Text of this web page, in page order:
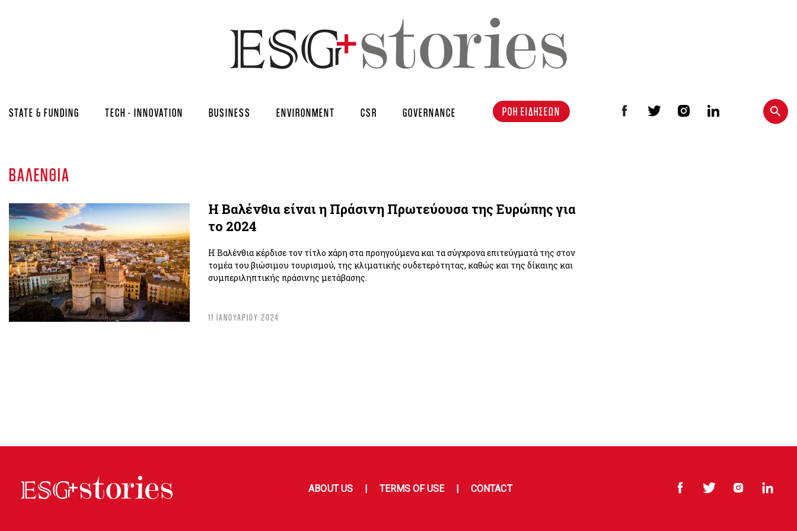
STATE & FUNDING TECH - INNOVATION BUSINESS ENVIRONMENT CSR GOVERNANCE ΡΟΗ ΕΙΔΗΣΕΩΝ
ΒΑΛΈΝΘΙΑ
Η Βαλένθια είναι η Πράσινη Πρωτεύουσα της Ευρώπης για
το 2024
Η Βαλένθια κέρδισε τον τίτλο χάρη στα προηγούμενα και τα σύγχρονα επιτεύγματά της στον
τομέα του βιώσιμου τουρισμού, της κλιματικής ουδετερότητας, καθώς και της δίκαιης και
συμπεριληπτικής πράσινης μετάβασης.
11 ΙΑΝΟΥΑΡΙΟΥ 2024
ABOUT US TERMS OF USE CONTACT